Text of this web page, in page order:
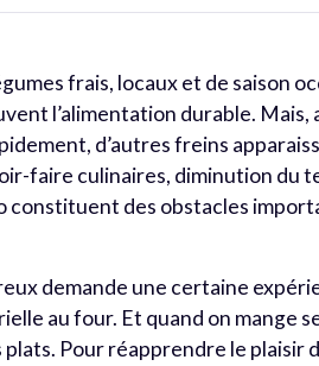
frais, locaux et de saison
l’alimentation durable. Mais,
d’autres freins
faire culinaires, diminution du
constituent des obstacles
demande une certaine
au four. Et quand on mange
Pour réapprendre le plaisir